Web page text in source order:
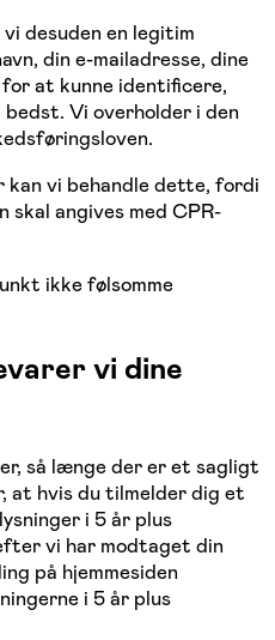
desuden en legitim
din e-mailadresse, dine
at kunne identificere,
Vi overholder i den
kan vi behandle dette, fordi
skal angives med CPR-
ikke følsomme
vi dine
så længe der er et sagligt
at hvis du tilmelder dig et
i 5 år plus
vi har modtaget din
på hjemmesiden
i 5 år plus